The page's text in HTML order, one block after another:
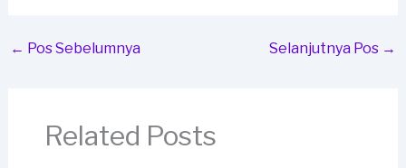
← Pos Sebelumnya Selanjutnya Pos →
Related Posts